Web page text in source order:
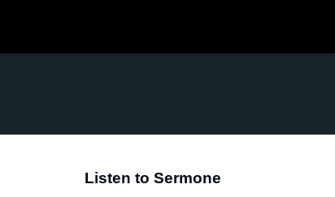
Listen to Sermone